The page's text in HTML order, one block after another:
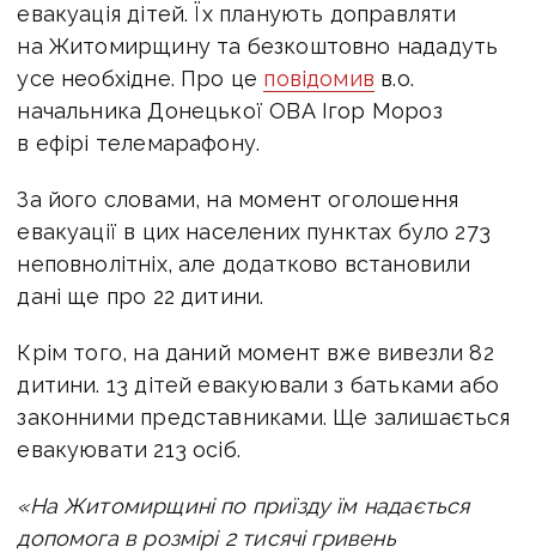
евакуація дітей. Їх планують доправляти
на Житомирщину та безкоштовно нададуть
усе необхідне. Про це повідомив в.о.
начальника Донецької ОВА Ігор Мороз
в ефірі телемарафону.
За його словами, на момент оголошення
евакуації в цих населених пунктах було 273
неповнолітніх, але додатково встановили
дані ще про 22 дитини.
Крім того, на даний момент вже вивезли 82
дитини. 13 дітей евакуювали з батьками або
законними представниками. Ще залишається
евакуювати 213 осіб.
«На Житомирщині по приїзду їм надається
допомога в розмірі 2 тисячі гривень